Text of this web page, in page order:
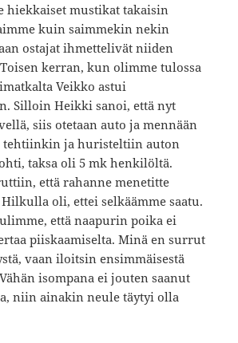
hiekkaiset mustikat takaisin
kuin saimmekin nekin
ostajat ihmettelivät niiden
kerran, kun olimme tulossa
Veikko astui
Silloin Heikki sanoi, että nyt
siis otetaan auto ja mennään
ja huristeltiin auton
taksa oli 5 mk henkilöltä.
että rahanne menetitte
oli, ettei selkäämme saatu.
että naapurin poika ei
piiskaamiselta. Minä en surrut
vaan iloitsin ensimmäisestä
isompana ei jouten saanut
niin ainakin neule täytyi olla